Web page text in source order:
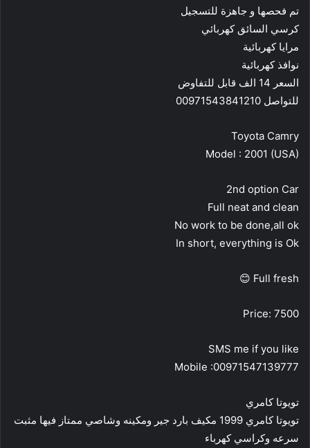
تم فحصها و جاهزة للتسجيل
كرسي السائق كهربائي
مرايا كهربائية
نوافذ كهربائية
السعر 14 الف قابل للتفاوض
للتواصل 00971543841210
Toyota Camry
Model : 2001 (USA)
2nd option Car
Full neat and clean
No work to be done,all ok
In short, everything is Ok
Full fresh 😊
Price: 7500
SMS me if you like
Mobile :00971547139777
تويوتا كامري
تويوتا كامري 1999 مكيف بارد جير ومكينه وشاصي ممتاز فيها مثبت
سرعه وكراسي كهرباء